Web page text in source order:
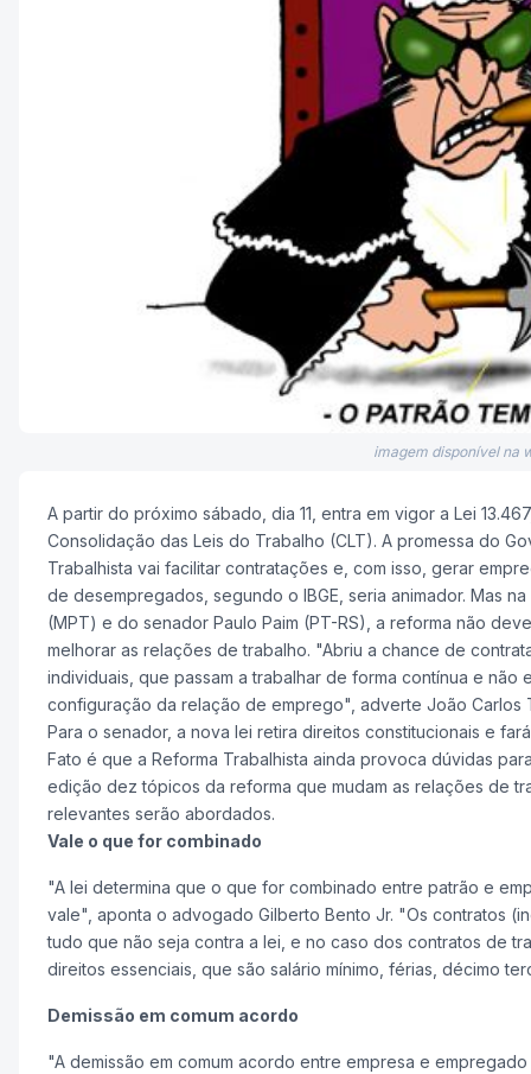
imagem disponível na
A partir do próximo sábado, dia 11, entra em vigor a Lei
Consolidação das Leis do Trabalho (CLT). A promessa do
Trabalhista vai facilitar contratações e, com isso, gerar
de desempregados, segundo o IBGE, seria animador. Mas
(MPT) e do senador Paulo Paim (PT-RS), a reforma não
melhorar as relações de trabalho. "Abriu a chance de
individuais, que passam a trabalhar de forma contínua e
configuração da relação de emprego", adverte João Carlos
Para o senador, a nova lei retira direitos constitucionais e
Fato é que a Reforma Trabalhista ainda provoca dúvidas
edição dez tópicos da reforma que mudam as relações de
relevantes serão abordados.
Vale o que for combinado
"A lei determina que o que for combinado entre patrão e
vale", aponta o advogado Gilberto Bento Jr. "Os contratos
tudo que não seja contra a lei, e no caso dos contratos de
direitos essenciais, que são salário mínimo, férias, décimo
Demissão em comum acordo
"A demissão em comum acordo entre empresa e